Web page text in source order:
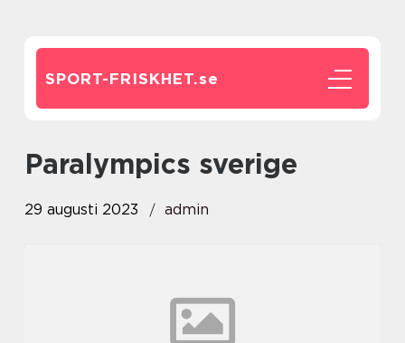
SPORT-FRISKHET.se
paralympics sverige
29 augusti 2023 admin